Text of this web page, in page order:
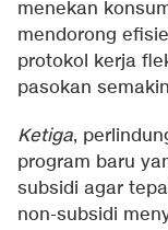
menekan
mendorong
protokol kerja
pasokan
Ketiga,
program baru
subsidi agar
non-subsidi